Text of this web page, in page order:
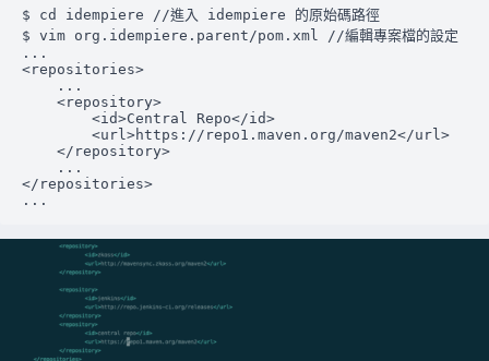
$ cd idempiere //進入 idempiere 的原始碼路徑
$ vim org.idempiere.parent/pom.xml //編輯專案檔的設定
...
<repositories>
</repositories>
...